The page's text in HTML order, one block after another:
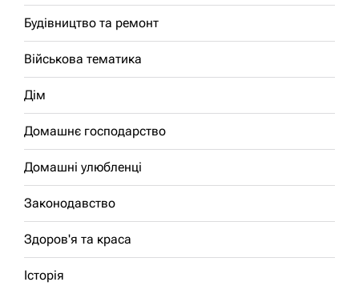
Будівництво та ремонт
Військова тематика
Дім
Домашнє господарство
Домашні улюбленці
Законодавство
Здоров'я та краса
Історія